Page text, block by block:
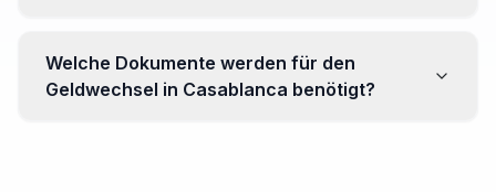
nützlich sein, etwas Landeswährung für kleine
Geschäfte und Märkte zu haben.
Welche Dokumente werden für den
Geldwechsel in Casablanca benötigt?